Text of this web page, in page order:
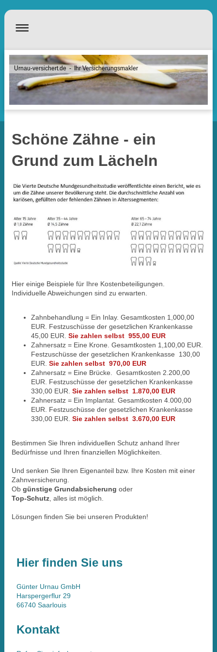
Urnau-versichert.de - Ihr Versicherungsmakler
Schöne Zähne - ein
Grund zum Lächeln
Hier einige Beispiele für Ihre Kostenbeteiligungen.
Individuelle Abweichungen sind zu erwarten.
Zahnbehandlung = Ein Inlay. Gesamtkosten 1,000,00
EUR. Festzuschüsse der gesetzlichen Krankenkasse
45,00 EUR. Sie zahlen selbst 955,00 EUR
Zahnersatz = Eine Krone. Gesamtkosten 1,100,00 EUR.
Festzuschüsse der gesetzlichen Krankenkasse 130,00
EUR. Sie zahlen selbst 970,00 EUR
Zahnersatz = Eine Brücke. Gesamtkosten 2.200,00
EUR. Festzuschüsse der gesetzlichen Krankenkasse
330,00 EUR. Sie zahlen selbst 1.870,00 EUR
Zahnersatz = Ein Implantat. Gesamtkosten 4.000,00
EUR. Festzuschüsse der gesetzlichen Krankenkasse
330,00 EUR. Sie zahlen selbst 3.670,00 EUR
Bestimmen Sie Ihren individuellen Schutz anhand Ihrer
Bedürfnisse und Ihren finanziellen Möglichkeiten.
Und senken Sie Ihren Eigenanteil bzw. Ihre Kosten mit einer
Zahnversicherung.
Ob günstige Grundabsicherung oder
Top-Schutz, alles ist möglich.
Lösungen finden Sie bei unseren Produkten!
Hier finden Sie uns
Günter Urnau GmbH
Harspergerflur 29
66740 Saarlouis
Kontakt